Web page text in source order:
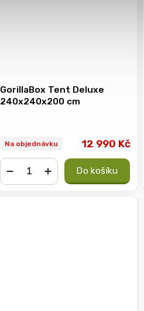
GorillaBox Tent Deluxe
240x240x200 cm
Na objednávku 12 990 Kč
Do košíku